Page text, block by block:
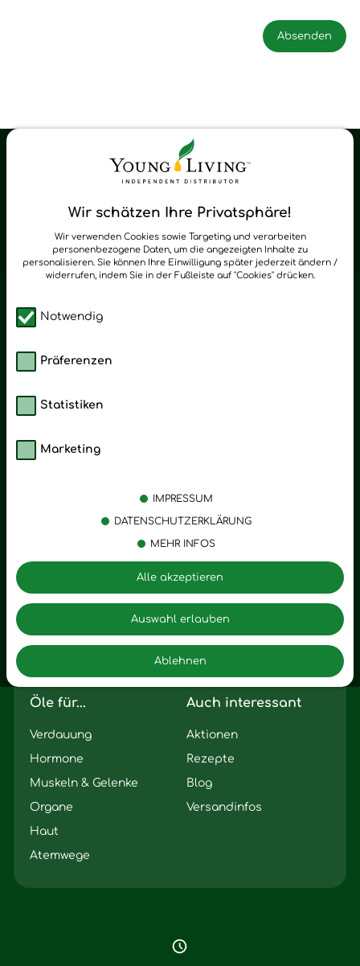
Wir schätzen Ihre Privatsphäre!
Wir verwenden Cookies sowie Targeting und verarbeiten
personenbezogene Daten, um die angezeigten Inhalte zu
personalisieren. Sie können Ihre Einwilligung später jederzeit ändern /
widerrufen, indem Sie in der Fußleiste auf "Cookies" drücken.
Notwendig
Präferenzen
Statistiken
Marketing
IMPRESSUM
DATENSCHUTZERKLÄRUNG
MEHR INFOS
Ablehnen
Auswahl erlauben
Alle akzeptieren
Young Living Shop-Oil Newsletter
zum Newsletter anmelden
Zuhause
Stress
Entspannung
Trauer
Romantik
Motivation
Seelischer Schlag
Öle für...
Verdauung
Hormone
Muskeln & Gelenke
Organe
Haut
Atemwege
Auch interessant
Aktionen
Rezepte
Blog
Versandinfos